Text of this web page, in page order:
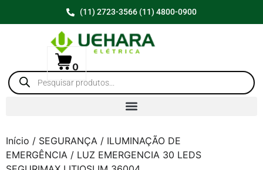
(11) 2723-3566 (11) 4800-0900
0
Início / SEGURANÇA / ILUMINAÇÃO DE
EMERGÊNCIA / LUZ EMERGENCIA 30 LEDS